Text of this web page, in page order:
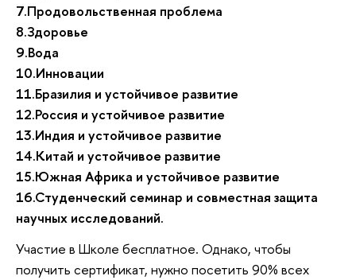
7.Продовольственная проблема
8.Здоровье
9.Вода
10.Инновации
11.Бразилия и устойчивое развитие
12.Россия и устойчивое развитие
13.Индия и устойчивое развитие
14.Китай и устойчивое развитие
15.Южная Африка и устойчивое развитие
16.Студенческий семинар и совместная защита
научных исследований.
Участие в Школе бесплатное. Однако, чтобы
получить сертификат, нужно посетить 90% всех